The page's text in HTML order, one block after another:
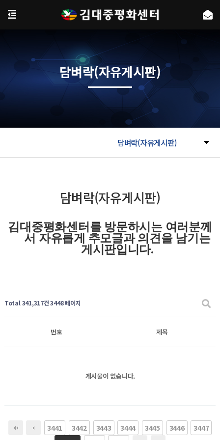
담벼락(자유게시판)
담벼락(자유게시판)
담벼락(자유게시판)
김대중평화센터를 방문하시는 여러분께
서 자유롭게 추모글과의견을 남기는
게시판입니다.
Total 341,317건3448 페이지
번호 제목
게시물이 없습니다.
3441 3442 3443 3444 3445 3446 3447